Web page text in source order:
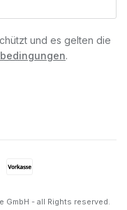
und es gelten die
.
- all Rights reserved.